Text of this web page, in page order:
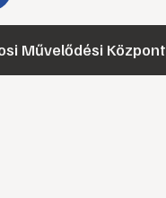
Művelődési Központ